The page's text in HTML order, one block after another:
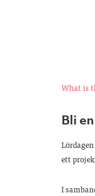
What is
Bli
ett
I